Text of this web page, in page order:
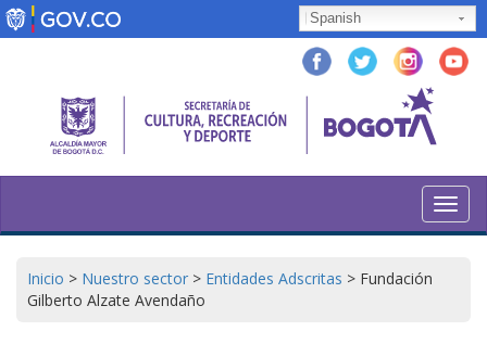
Pasar
al
Spanish
Inicio > Nuestro sector > Entidades Adscritas > Fundación
Gilberto Alzate Avendaño